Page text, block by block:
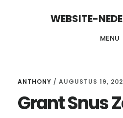
WEBSITE-
MENU
ANTHONY / AUGUSTUS 19,
Grant Snus